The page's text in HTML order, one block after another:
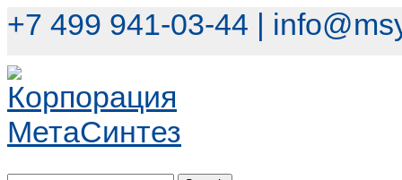
+7 499 941-03-44 |